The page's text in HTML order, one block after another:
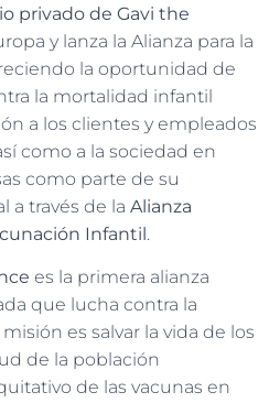
privado de Gavi the
y lanza la Alianza para la
la oportunidad de
la mortalidad infantil
a los clientes y empleados
como a la sociedad en
como parte de su
a través de la Alianza
Infantil.
es la primera alianza
que lucha contra la
es salvar la vida de los
de la población
de las vacunas en